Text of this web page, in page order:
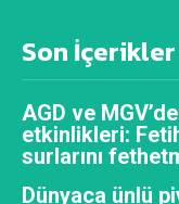
Son İçerikler
AGD ve
etkinlikleri:
surlarını
Dünyaca ünlü